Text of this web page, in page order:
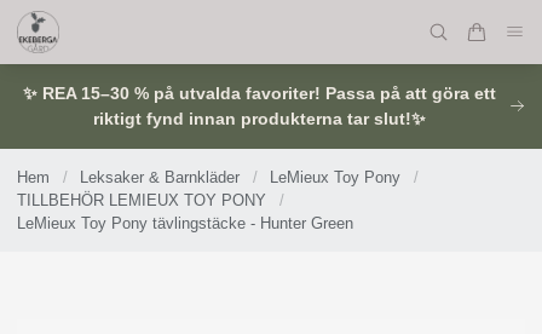
✨ REA 15–30 % på utvalda favoriter! Passa på att göra ett
riktigt fynd innan produkterna tar slut!✨
Hem / Leksaker & Barnkläder / LeMieux Toy Pony
/
TILLBEHÖR LEMIEUX TOY PONY
/
LeMieux Toy Pony tävlingstäcke - Hunter Green